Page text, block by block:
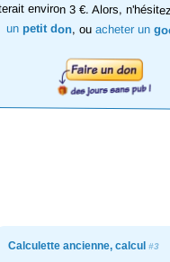
environ 3 €. Alors,
un petit don, ouacheter un
Calculette ancienne, calcul#3